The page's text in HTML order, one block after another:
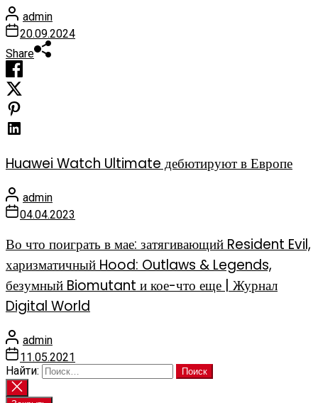
admin
20.09.2024
Share
Huawei Watch Ultimate дебютируют в Европе
admin
04.04.2023
Во что поиграть в мае: затягивающий Resident Evil,
харизматичный Hood: Outlaws & Legends,
безумный Biomutant и кое-что еще | Журнал
Digital World
admin
11.05.2021
Найти: